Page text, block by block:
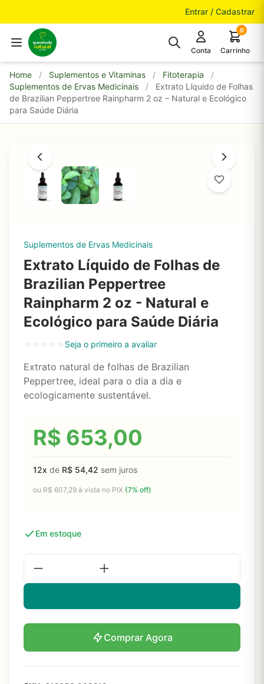
Entrar / Cadastrar
Conta
0
Carrinho
Home / Suplementos e Vitaminas / Fitoterapia
/
Suplementos de Ervas Medicinais
/
Extrato Líquido de Folhas
de Brazilian Peppertree Rainpharm 2 oz – Natural e Ecológico
para Saúde Diária
Suplementos de Ervas Medicinais
Extrato Líquido de Folhas de
Brazilian Peppertree
Rainpharm 2 oz - Natural e
Ecológico para Saúde Diária
Seja o primeiro a avaliar
Extrato natural de folhas de Brazilian
Peppertree, ideal para o dia a dia e
ecologicamente sustentável.
R$ 653,00
12x de R$ 54,42 sem juros
ou R$ 607,29 à vista no PIX (7% off)
Em estoque
Comprar Agora